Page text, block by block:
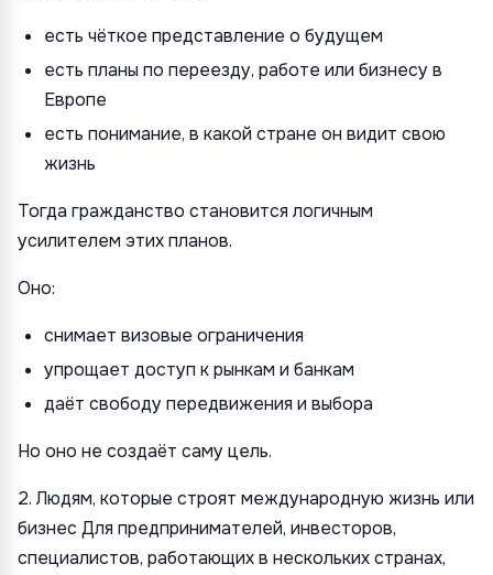
есть чёткое представление о будущем
есть планы по переезду, работе или бизнесу в
Европе
есть понимание, в какой стране он видит свою
жизнь
Тогда гражданство становится логичным
усилителем этих планов.
Оно:
снимает визовые ограничения
упрощает доступ к рынкам и банкам
даёт свободу передвижения и выбора
Но оно не создаёт саму цель.
2. Людям, которые строят международную жизнь или
бизнес Для предпринимателей, инвесторов,
специалистов, работающих в нескольких странах,